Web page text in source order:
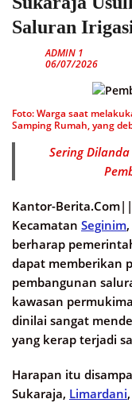
Saluran
ADMIN 1
06/07/2026
Foto: Warga saat
Samping Rumah, yang
Sering
Kantor-Berita.Com||
Kecamatan Seginim
berharap
dapat memberikan
pembangunan
kawasan
dinilai sangat
yang kerap terjadi
Harapan itu
Sukaraja, Limardani